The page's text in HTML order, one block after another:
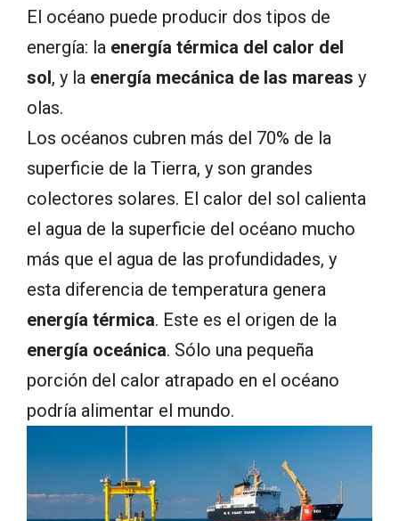
El océano puede producir dos tipos de
energía: la energía térmica del calor del
sol, y la energía mecánica de las mareas y
olas.
Los océanos cubren más del 70% de la
superficie de la Tierra, y son grandes
colectores solares. El calor del sol calienta
el agua de la superficie del océano mucho
más que el agua de las profundidades, y
esta diferencia de temperatura genera
energía térmica. Este es el origen de la
energía oceánica. Sólo una pequeña
porción del calor atrapado en el océano
podría alimentar el mundo.